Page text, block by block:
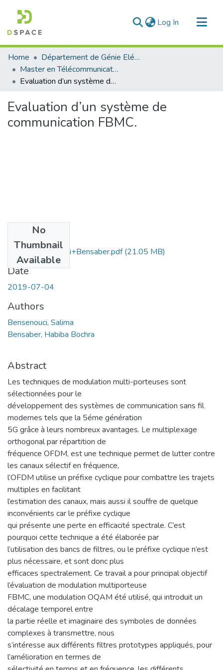
Log In (current)
Communities & Collections
All of DSpace
Statistics
Home
Département de Génie Eléctrique et Electronique
Master en Télécommunication
Evaluation d’un système de communication FBMC.
Evaluation d’un système de
communication FBMC.
No
Thumbnail
Available
Ms.Tel.Bensenouci+Bensaber.pdf(21.05 MB)
Date
2019-07-04
Authors
Bensenouci, Salima
Bensaber, Habiba Bochra
Abstract
Les techniques de modulation multi-porteuses sont
sélectionnées pour le
développement des systèmes de communication sans fil
modernes tels que la 5éme génération
5G grâce à leurs nombreux avantages. Le multiplexage
orthogonal par répartition de
fréquence OFDM, est une technique permet de lutter contre
les canaux sélectif en fréquence,
l’OFDM utilise un préfixe cyclique pour combattre les trajets
multiples en facilitant
l’estimation des canaux, mais aussi il souffre de quelque
inconvénients car le préfixe cyclique
qui présente une perte en efficacité spectrale. C’est
pourquoi cette technique a été élaborée par
l’utilisation des bancs de filtres, ou le préfixe cyclique n’est
plus nécessaire, et sont donc plus
efficaces spectralement. Ce travail a pour principal objectif
l’évaluation de modulation multiporteuse
FBMC, une modulation OQAM été utilisé, qui introduit un
décalage temporel entre
la partie réelle et imaginaire des symboles de données
complexes à transmettre, nous
s’intéresse aux différents filtres prototypes appliqués, pour
l’amélioration en termes de